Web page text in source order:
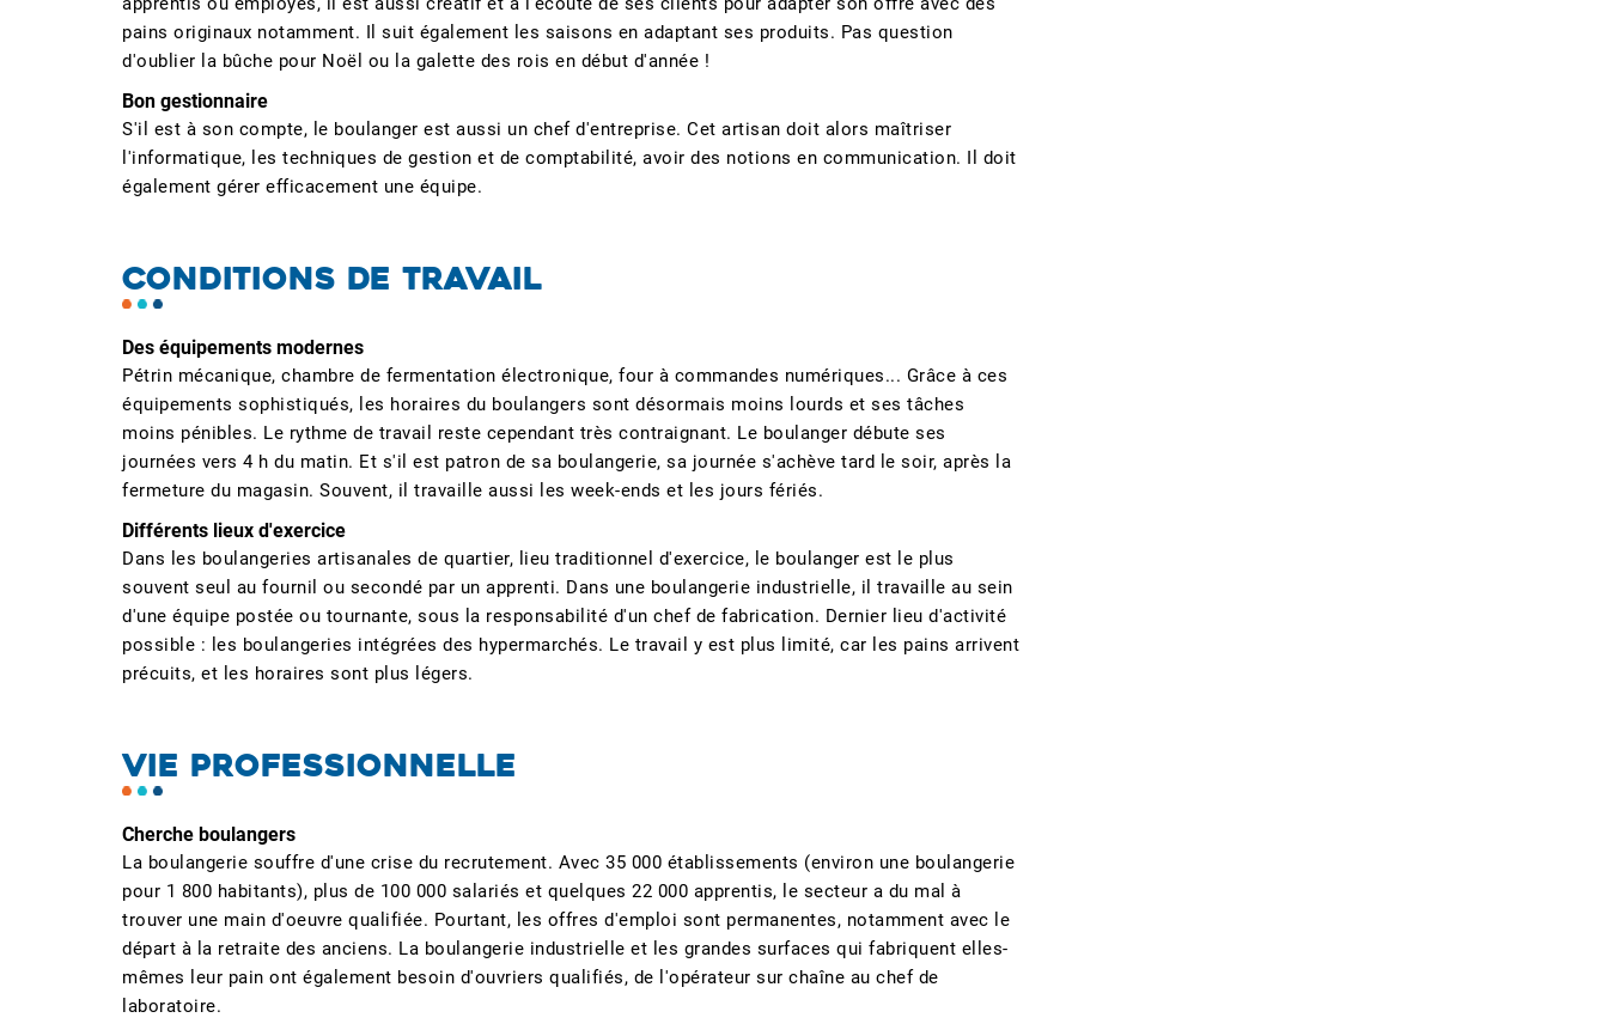
pains originaux notamment. Il suit également les saisons en adaptant ses produits. Pas question
d'oublier la bûche pour Noël ou la galette des rois en début d'année !
Bon gestionnaire
S'il est à son compte, le boulanger est aussi un chef d'entreprise. Cet artisan doit alors maîtriser
l'informatique, les techniques de gestion et de comptabilité, avoir des notions en communication. Il doit
également gérer efficacement une équipe.
CONDITIONS DE TRAVAIL
Des équipements modernes
Pétrin mécanique, chambre de fermentation électronique, four à commandes numériques... Grâce à ces
équipements sophistiqués, les horaires du boulangers sont désormais moins lourds et ses tâches
moins pénibles. Le rythme de travail reste cependant très contraignant. Le boulanger débute ses
journées vers 4 h du matin. Et s'il est patron de sa boulangerie, sa journée s'achève tard le soir, après la
fermeture du magasin. Souvent, il travaille aussi les week-ends et les jours fériés.
Différents lieux d'exercice
Dans les boulangeries artisanales de quartier, lieu traditionnel d'exercice, le boulanger est le plus
souvent seul au fournil ou secondé par un apprenti. Dans une boulangerie industrielle, il travaille au sein
d'une équipe postée ou tournante, sous la responsabilité d'un chef de fabrication. Dernier lieu d'activité
possible : les boulangeries intégrées des hypermarchés. Le travail y est plus limité, car les pains arrivent
précuits, et les horaires sont plus légers.
VIE PROFESSIONNELLE
Cherche boulangers
La boulangerie souffre d'une crise du recrutement. Avec 35 000 établissements (environ une boulangerie
pour 1 800 habitants), plus de 100 000 salariés et quelques 22 000 apprentis, le secteur a du mal à
trouver une main d'oeuvre qualifiée. Pourtant, les offres d'emploi sont permanentes, notamment avec le
départ à la retraite des anciens. La boulangerie industrielle et les grandes surfaces qui fabriquent elles-
mêmes leur pain ont également besoin d'ouvriers qualifiés, de l'opérateur sur chaîne au chef de
laboratoire.